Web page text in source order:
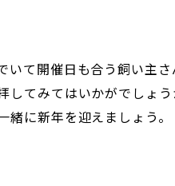
いて開催日も合う飼い主さ
してみてはいかがでしょう
緒に新年を迎えましょう。